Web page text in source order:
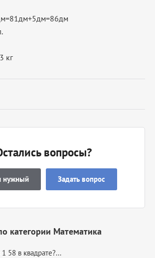
кг
вопросы?
нужный Задать вопрос
категории Математика
58 в квадрате?...